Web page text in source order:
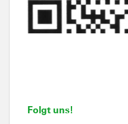
Folgt uns!